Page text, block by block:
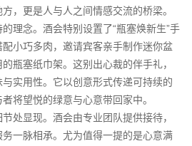
，更是人与人之间情感交流的桥梁。
理念。酒会特别设置了“瓶塞焕新生”手
小巧多肉，邀请宾客亲手制作迷你盆
瓶塞纸巾架。这别出心裁的伴手礼，
实用性。它以创意形式传递可持续的
将望悦的绿意与心意带回家中。
处显现。酒会由专业团队提供接待，
一脉相承。尤为值得一提的是心意满